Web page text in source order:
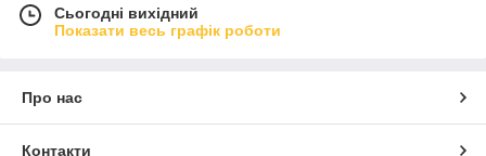
Сьогодні вихідний
Показати весь графік роботи
Про нас
Контакти